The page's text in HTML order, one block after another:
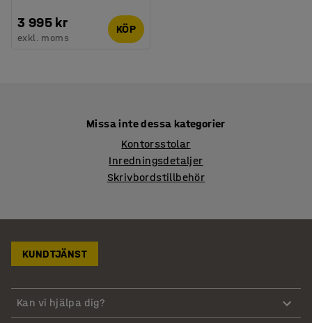
3 995 kr
exkl. moms
KÖP
Missa inte dessa kategorier
Kontorsstolar
Inredningsdetaljer
Skrivbordstillbehör
KUNDTJÄNST
Kan vi hjälpa dig?